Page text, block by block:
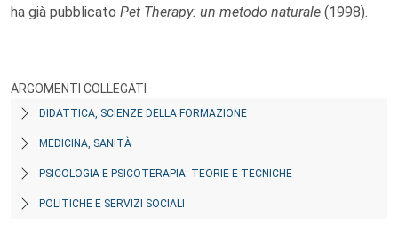
ha già pubblicato Pet Therapy: un metodo naturale (1998).
ARGOMENTI COLLEGATI
DIDATTICA, SCIENZE DELLA FORMAZIONE
MEDICINA, SANITÀ
PSICOLOGIA E PSICOTERAPIA: TEORIE E TECNICHE
POLITICHE E SERVIZI SOCIALI